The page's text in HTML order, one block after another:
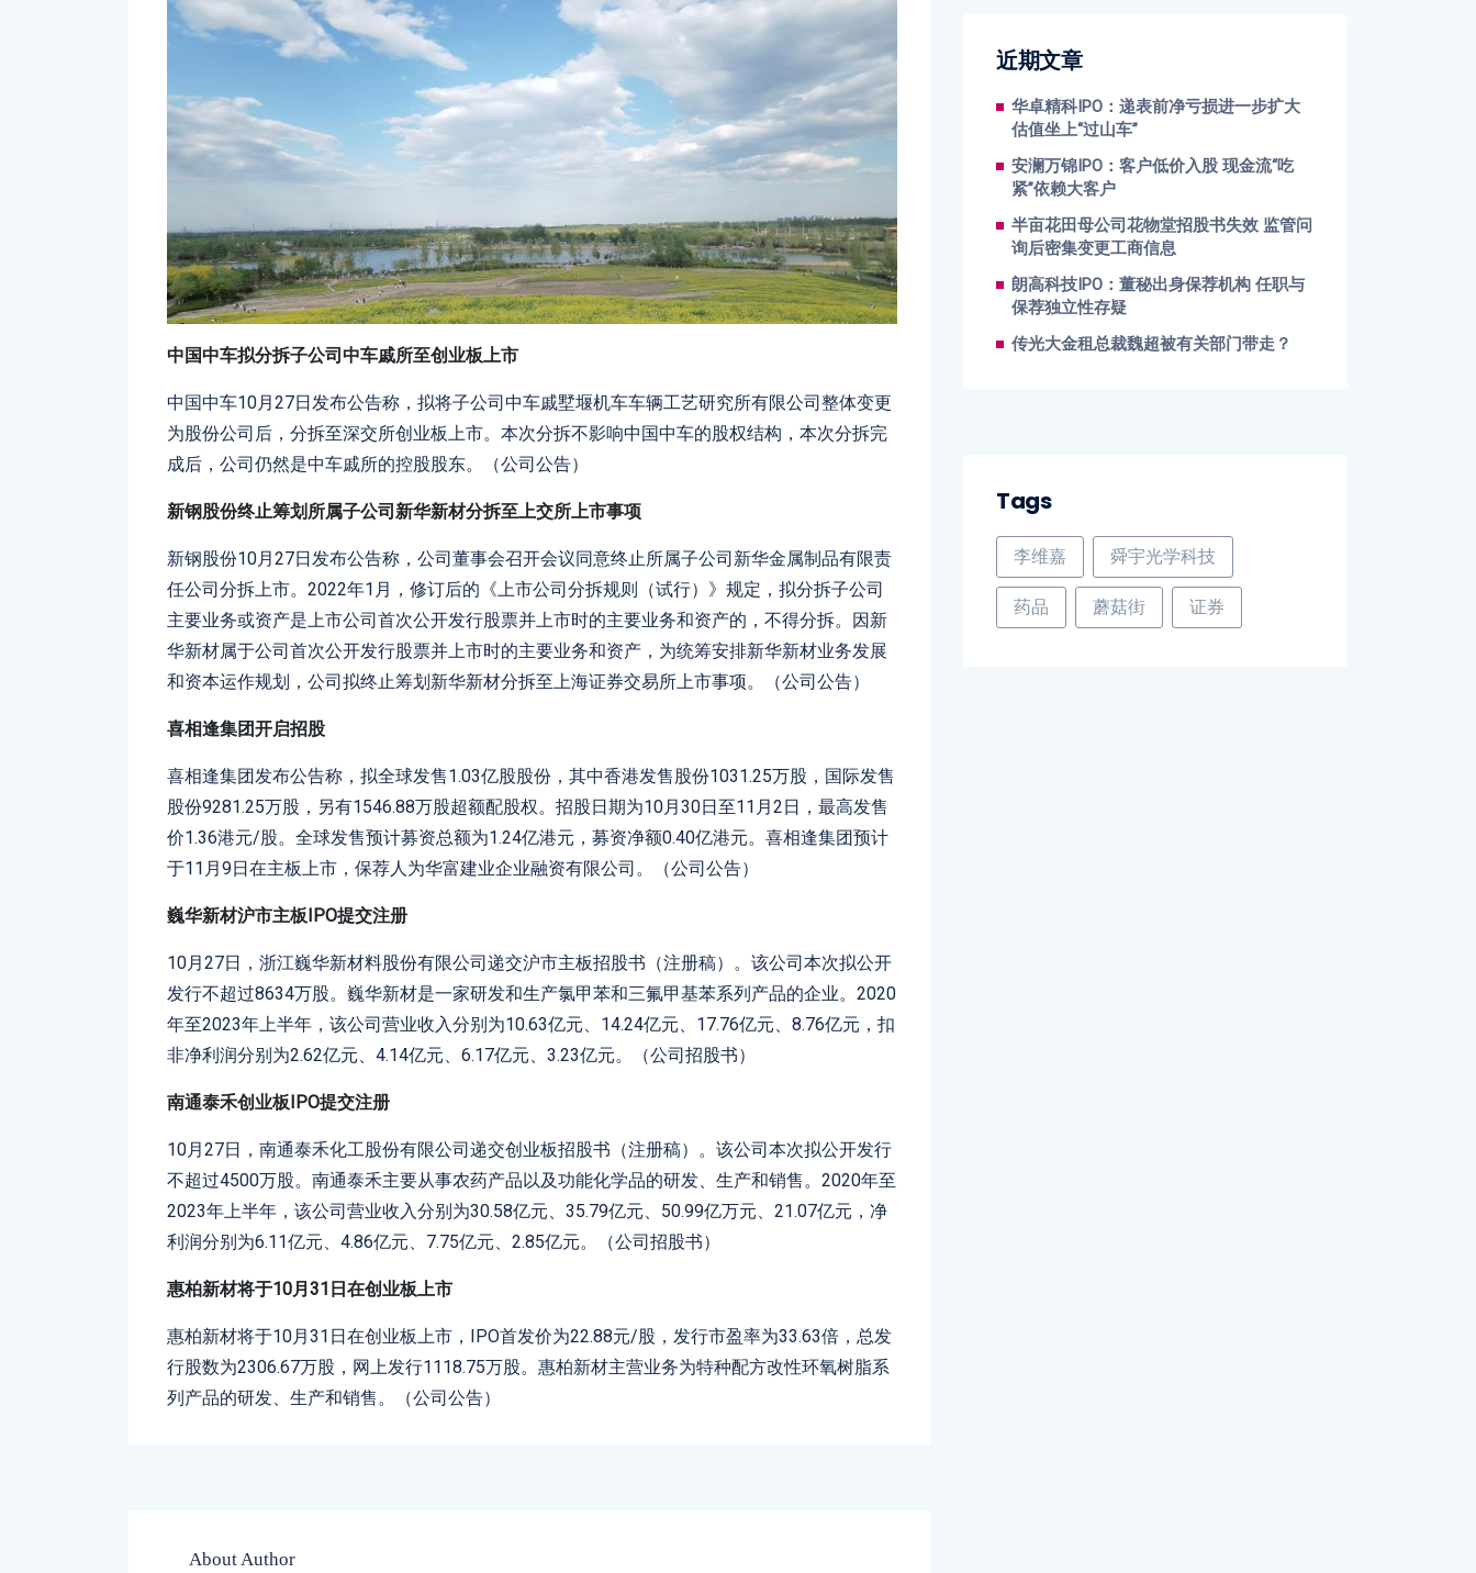
中国中车拟分拆子公司中车戚所至创业板上市
中国中车10月27日发布公告称，拟将子公司中车戚墅堰机车车辆工艺研究所有限公司整体变更
为股份公司后，分拆至深交所创业板上市。本次分拆不影响中国中车的股权结构，本次分拆完
成后，公司仍然是中车戚所的控股股东。（公司公告）
新钢股份终止筹划所属子公司新华新材分拆至上交所上市事项
新钢股份10月27日发布公告称，公司董事会召开会议同意终止所属子公司新华金属制品有限责
任公司分拆上市。2022年1月，修订后的《上市公司分拆规则（试行）》规定，拟分拆子公司
主要业务或资产是上市公司首次公开发行股票并上市时的主要业务和资产的，不得分拆。因新
华新材属于公司首次公开发行股票并上市时的主要业务和资产，为统筹安排新华新材业务发展
和资本运作规划，公司拟终止筹划新华新材分拆至上海证券交易所上市事项。（公司公告）
喜相逢集团开启招股
喜相逢集团发布公告称，拟全球发售1.03亿股股份，其中香港发售股份1031.25万股，国际发售
股份9281.25万股，另有1546.88万股超额配股权。招股日期为10月30日至11月2日，最高发售
价1.36港元/股。全球发售预计募资总额为1.24亿港元，募资净额0.40亿港元。喜相逢集团预计
于11月9日在主板上市，保荐人为华富建业企业融资有限公司。（公司公告）
巍华新材沪市主板IPO提交注册
10月27日，浙江巍华新材料股份有限公司递交沪市主板招股书（注册稿）。该公司本次拟公开
发行不超过8634万股。巍华新材是一家研发和生产氯甲苯和三氟甲基苯系列产品的企业。2020
年至2023年上半年，该公司营业收入分别为10.63亿元、14.24亿元、17.76亿元、8.76亿元，扣
非净利润分别为2.62亿元、4.14亿元、6.17亿元、3.23亿元。（公司招股书）
南通泰禾创业板IPO提交注册
10月27日，南通泰禾化工股份有限公司递交创业板招股书（注册稿）。该公司本次拟公开发行
不超过4500万股。南通泰禾主要从事农药产品以及功能化学品的研发、生产和销售。2020年至
2023年上半年，该公司营业收入分别为30.58亿元、35.79亿元、50.99亿万元、21.07亿元，净
利润分别为6.11亿元、4.86亿元、7.75亿元、2.85亿元。（公司招股书）
惠柏新材将于10月31日在创业板上市
惠柏新材将于10月31日在创业板上市，IPO首发价为22.88元/股，发行市盈率为33.63倍，总发
行股数为2306.67万股，网上发行1118.75万股。惠柏新材主营业务为特种配方改性环氧树脂系
列产品的研发、生产和销售。（公司公告）
About Author
近期文章
华卓精科IPO：递表前净亏损进一步扩大
估值坐上“过山车”
安澜万锦IPO：客户低价入股 现金流“吃
紧”依赖大客户
半亩花田母公司花物堂招股书失效 监管问
询后密集变更工商信息
朗高科技IPO：董秘出身保荐机构 任职与
保荐独立性存疑
传光大金租总裁魏超被有关部门带走？
Tags
李维嘉 舜宇光学科技
药品 蘑菇街 证券